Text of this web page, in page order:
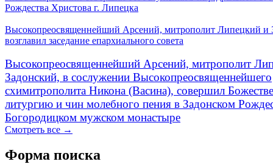
Рождества Христова г. Липецка
Высокопреосвященнейший Арсений, митрополит Липецкий и
возглавил заседание епархиального совета
Высокопреосвященнейший Арсений, митрополит
Задонский, в сослужении Высокопреосвященнейшего
схимитрополита Никона (Васина), совершил
литургию и чин молебного пения в Задонском
Богородицком мужском монастыре
Смотреть все →
Форма поиска